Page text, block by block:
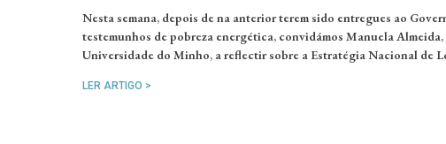
Nesta semana, depois de na anterior terem sido entregues ao
testemunhos de pobreza energética, convidámos Manuela
Universidade do Minho, a reflectir sobre a Estratégia Nacional de
LER ARTIGO >